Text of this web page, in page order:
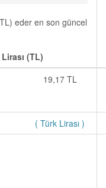
eder en son güncel
(TL)
19,17 TL
( Türk Lirası )